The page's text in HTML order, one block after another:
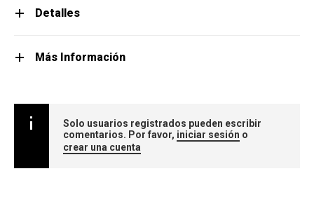
Detalles
Más Información
Solo usuarios registrados pueden escribir
comentarios. Por favor, iniciar sesión o
crear una cuenta